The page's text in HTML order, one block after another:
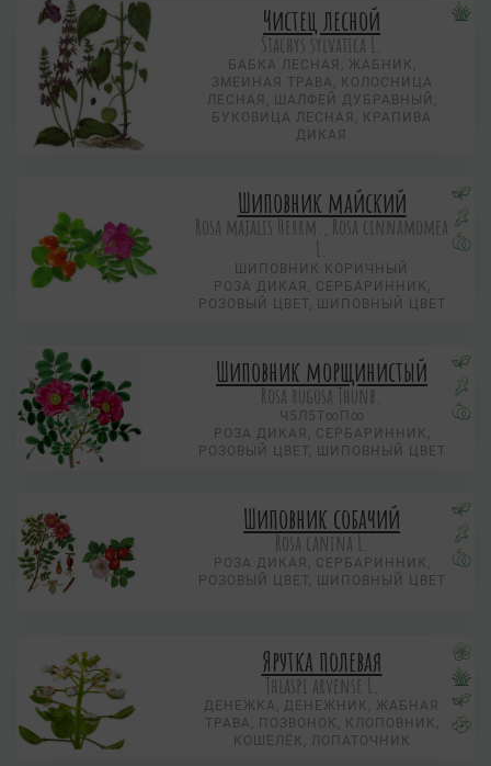
Чистец лесной
Stachys sylvatica L.
БАБКА ЛЕСНАЯ, ЖАБНИК,
ЗМЕИНАЯ ТРАВА, КОЛОСНИЦА
ЛЕСНАЯ, ШАЛФЕЙ ДУБРАВНЫЙ,
БУКОВИЦА ЛЕСНАЯ, КРАПИВА
ДИКАЯ
Шиповник майский
Rosa majalis Herrm., Rosa cinnamomea
ШИПОВНИК КОРИЧНЫЙ
РОЗА ДИКАЯ, СЕРБАРИННИК,
РОЗОВЫЙ ЦВЕТ, ШИПОВНЫЙ ЦВЕТ
Шиповник морщинистый
Rosa rugosa Thunb.
Ч5Л5Т∞П∞
РОЗА ДИКАЯ, СЕРБАРИННИК,
РОЗОВЫЙ ЦВЕТ, ШИПОВНЫЙ ЦВЕТ
Шиповник собачий
Rosa canina L.
РОЗА ДИКАЯ, СЕРБАРИННИК,
РОЗОВЫЙ ЦВЕТ, ШИПОВНЫЙ ЦВЕТ
Ярутка полевая
Thlaspi arvense L.
ДЕНЕЖКА, ДЕНЕЖНИК, ЖАБНАЯ
ТРАВА, ПОЗВОНОК, КЛОПОВНИК,
КОШЕЛЁК, ЛОПАТОЧНИК